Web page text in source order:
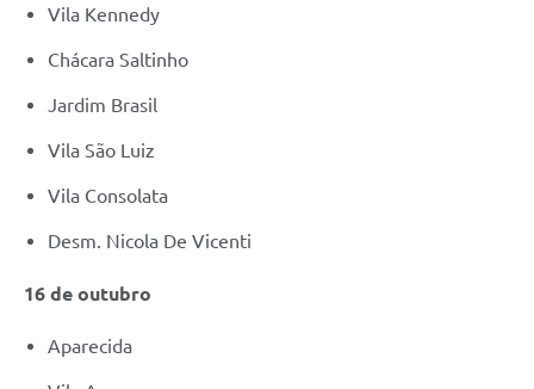
Vila Kennedy
Chácara Saltinho
Jardim Brasil
Vila São Luiz
Vila Consolata
Desm. Nicola De Vicenti
16 de outubro
Aparecida